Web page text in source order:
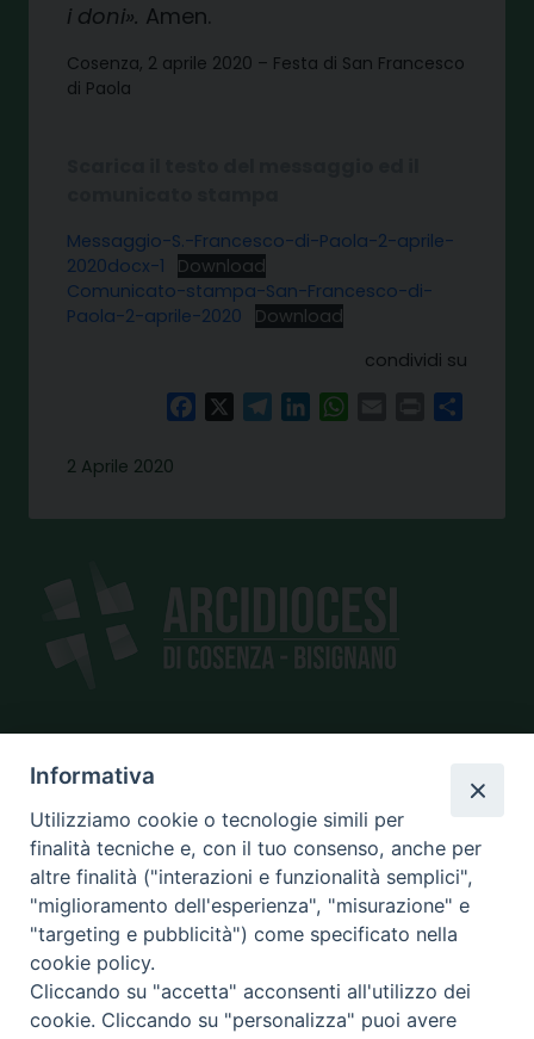
i doni». Amen.
Cosenza, 2 aprile 2020 – Festa di San Francesco
di Paola
Messaggio-S.-Francesco-di-Paola-2-aprile-
2020docx-1
Download
Comunicato-stampa-San-Francesco-di-
Paola-2-aprile-2020
Download
condividi su
FacebookTelegramLinkedInWhatsAppPrint
2 Aprile 2020
SEDE
piazza Giano Parrasio, 16
87100 Cosenza
CONTATTI
e@mail:info@diocesicosenza.it
tel: +39 0984 687712
Informativa
Utilizziamo cookie o tecnologie simili per
finalità tecniche e, con il tuo consenso, anche per
altre finalità ("interazioni e funzionalità semplici",
"miglioramento dell'esperienza", "misurazione" e
"targeting e pubblicità") come specificato nella
cookie policy.
Cliccando su "accetta" acconsenti all'utilizzo dei
cookie. Cliccando su "personalizza" puoi avere